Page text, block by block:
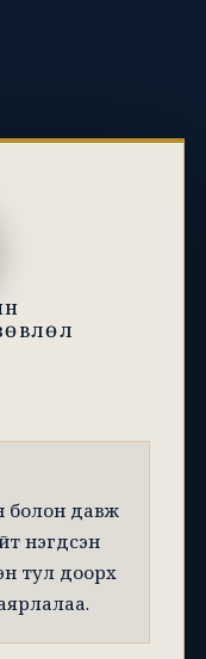
болон давж
нэгдсэн
тул доорх